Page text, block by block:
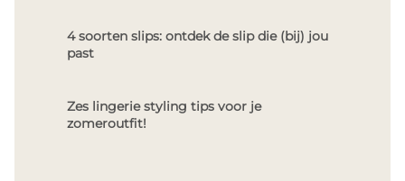
4 soorten slips: ontdek de slip die (bij) jou
past
Zes lingerie styling tips voor je
zomeroutfit!